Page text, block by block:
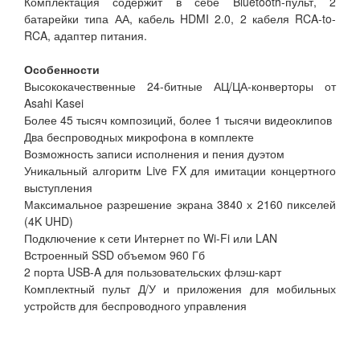
батарейки типа АА, кабель HDMI 2.0, 2 кабеля RCA-to-
RCA, адаптер питания.
Особенности
Высококачественные 24-битные АЦ/ЦА-конверторы от
Asahi Kasei
Более 45 тысяч композиций, более 1 тысячи видеоклипов
Два беспроводных микрофона в комплекте
Возможность записи исполнения и пения дуэтом
Уникальный алгоритм Live FX для имитации концертного
выступления
Максимальное разрешение экрана 3840 х 2160 пикселей
(4K UHD)
Подключение к сети Интернет по Wi-Fi или LAN
Встроенный SSD объемом 960 Гб
2 порта USB-A для пользовательских флэш-карт
Комплектный пульт Д/У и приложения для мобильных
устройств для беспроводного управления